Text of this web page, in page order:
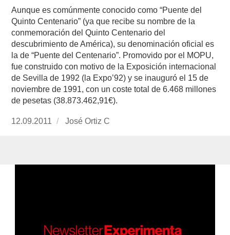
Aunque es comúnmente conocido como “Puente del
Quinto Centenario” (ya que recibe su nombre de la
conmemoración del Quinto Centenario del
descubrimiento de América), su denominación oficial es
la de “Puente del Centenario”. Promovido por el MOPU,
fue construido con motivo de la Exposición internacional
de Sevilla de 1992 (la Expo’92) y se inauguró el 15 de
noviembre de 1991, con un coste total de 6.468 millones
de pesetas (38.873.462,91€).
Publicado
12.09.2011 https://www.experimenta.es/author/
José Ortiz C